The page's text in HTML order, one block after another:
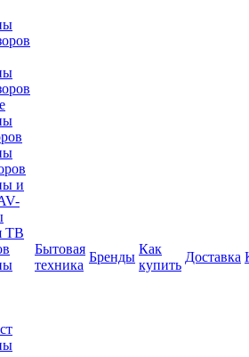
и
ТВ
Бытовая
техника
Бренды
Как
купить
Доставка